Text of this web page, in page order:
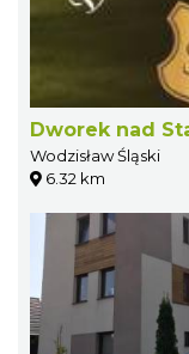
Dworek nad
Wodzisław Śląski
6.32 km